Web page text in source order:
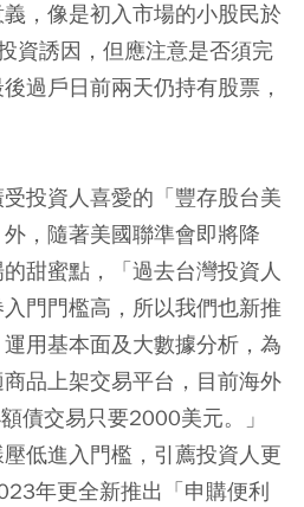
，像是初入市場的小股民於
資誘因，但應注意是否須完
過戶日前兩天仍持有股票，
投資人喜愛的「豐存股台美
，隨著美國聯準會即將降
甜蜜點，「過去台灣投資人
門門檻高，所以我們也新推
用基本面及大數據分析，為
品上架交易平台，目前海外
債交易只要2000美元。」
低進入門檻，引薦投資人更
年更全新推出「申購便利